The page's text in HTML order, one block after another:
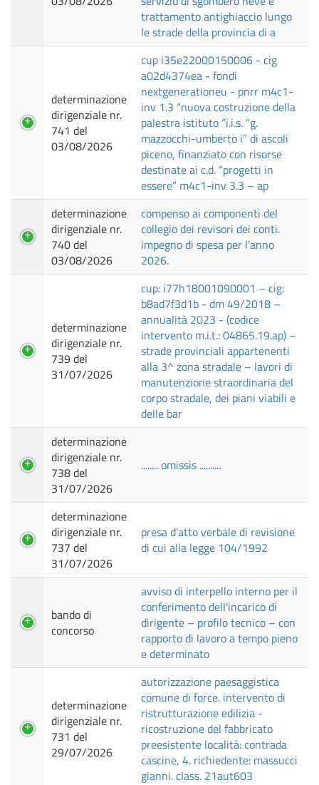
trattamento antighiaccio lungo
le strade della provincia di a
determinazione
dirigenziale nr.
741 del
03/08/2026
cup i35e22000150006 - cig
a02d4374ea - fondi
nextgenerationeu - pnrr m4c1-
inv 1.3 “nuova costruzione della
palestra istituto “i.i.s. “g.
mazzocchi-umberto i” di ascoli
piceno, finanziato con risorse
destinate ai c.d. “progetti in
essere” m4c1-inv 3.3 – ap
determinazione
dirigenziale nr.
740 del
03/08/2026
compenso ai componenti del
collegio dei revisori dei conti.
impegno di spesa per l’anno
2026.
determinazione
dirigenziale nr.
739 del
31/07/2026
cup: i77h18001090001 – cig:
b8ad7f3d1b - dm 49/2018 –
annualità 2023 - (codice
intervento m.i.t.: 04865.19.ap) –
strade provinciali appartenenti
alla 3^ zona stradale – lavori di
manutenzione straordinaria del
corpo stradale, dei piani viabili e
delle bar
determinazione
dirigenziale nr.
738 del
31/07/2026
........ omissis ..........
determinazione
dirigenziale nr.
737 del
31/07/2026
presa d'atto verbale di revisione
di cui alla legge 104/1992
bando di
concorso
avviso di interpello interno per il
conferimento dell'incarico di
dirigente – profilo tecnico – con
rapporto di lavoro a tempo pieno
e determinato
determinazione
dirigenziale nr.
731 del
29/07/2026
autorizzazione paesaggistica
comune di force. intervento di
ristrutturazione edilizia -
ricostruzione del fabbricato
preesistente località: contrada
cascine, 4. richiedente: massucci
gianni. class. 21aut603